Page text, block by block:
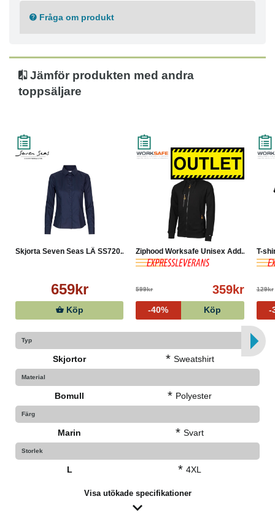
Fråga om produkt
Jämför produkten med andra
toppsäljare
Skjorta Seven Seas LÄ SS720...
659kr
Köp
Ziphood Worksafe Unisex Add...
599kr 359kr
-40% Köp
T-
129kr
-
Typ
Skjortor * Sweatshirt
Material
Bomull * Polyester
Färg
Marin * Svart
Storlek
L * 4XL
Visa utökade specifikationer